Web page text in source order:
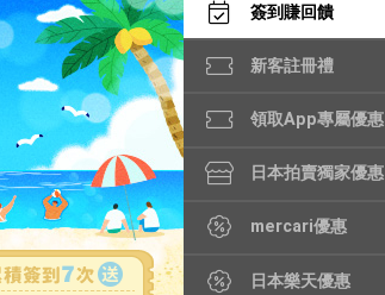
簽到賺回饋
新客註冊禮
領取App專屬優惠
日本拍賣獨家優惠
mercari優惠
日本樂天優惠
55,364円
HK2,906.6元
63,496円
HK3,333.5元